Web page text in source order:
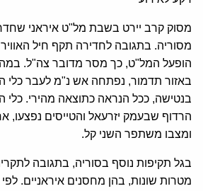
מסוק קרב יירט בשבת מל"ט איראני
מסוריה. בתגובה לחדירה תקף חיל
הופעל המל"ט, כך מסר מדובר צה"ל.
בנטישה, ככל הנראה כתוצאה מהירי. כלי
הרדוף שבעמק יזרעאל והטייסים
ומצבו משתפר השני קל.
מטרות שונות, בהן מחסנים איראניים. לפי